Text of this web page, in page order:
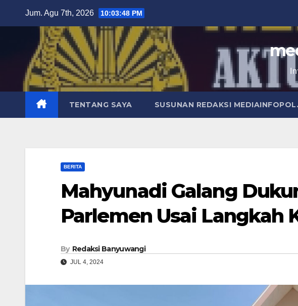
Jum. Agu 7th, 2026 10:03:50 PM
TENTANG SAYA SUSUNAN REDAKSI
BERITA
Mahyunadi Galang
Parlemen Usai Langkah
By Redaksi Banyuwangi
JUL 4, 2024